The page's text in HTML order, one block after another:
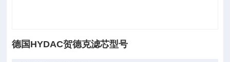
德国HYDAC贺德克滤芯型号